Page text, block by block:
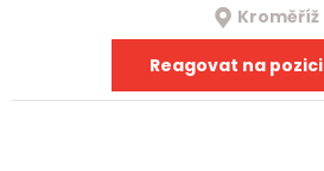
Kroměříž
Reagovat na pozici